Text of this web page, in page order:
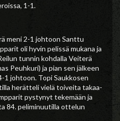
1-1.
meni 2-1 johtoon Santtu
oli hyvin pelissä mukana ja
tunnin kohdalla Veiterä
Peuhkuri) ja pian sen jälkeen
1 johtoon. Topi Saukkosen
herätteli vielä toiveita takaa-
pystynyt tekemään ja
84. peliminuutilla ottelun